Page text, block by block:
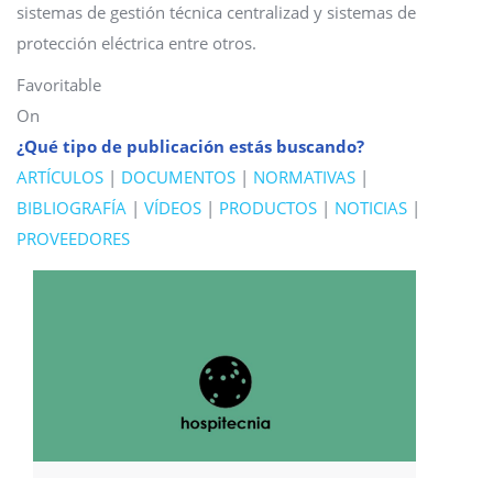
sistemas de gestión técnica centralizad y sistemas de
protección eléctrica entre otros.
Favoritable
On
¿Qué tipo de publicación estás buscando?
ARTÍCULOS | DOCUMENTOS | NORMATIVAS |
BIBLIOGRAFÍA | VÍDEOS | PRODUCTOS | NOTICIAS |
PROVEEDORES